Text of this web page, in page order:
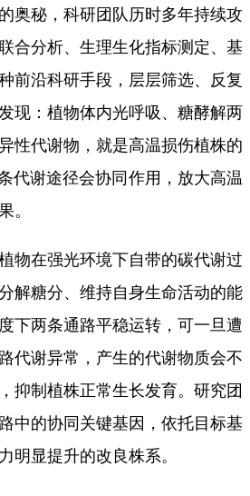
奥秘，科研团队历时多年持续攻
合分析、生理生化指标测定、基
前沿科研手段，层层筛选、反复
现：植物体内光呼吸、糖酵解两
性代谢物，就是高温损伤植株的
代谢途径会协同作用，放大高温
。
物在强光环境下自带的碳代谢过
解糖分、维持自身生命活动的能
下两条通路平稳运转，可一旦遭
代谢异常，产生的代谢物质会不
抑制植株正常生长发育。研究团
中的协同关键基因，依托目标基
明显提升的改良株系。